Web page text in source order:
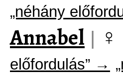
„néhány
Annabel | ♀
előfordulás” →